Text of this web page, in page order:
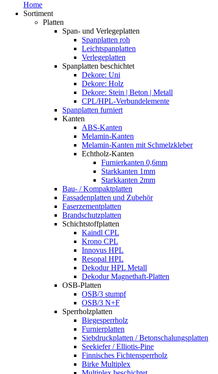
Home
Sortiment
Platten
Span- und Verlegeplatten
Spanplatten roh
Leichtspanplatten
Verlegeplatten
Spanplatten beschichtet
Dekore: Uni
Dekore: Holz
Dekore: Stein | Beton | Metall
CPL/HPL-Verbundelemente
Spanplatten furniert
Kanten
ABS-Kanten
Melamin-Kanten
Melamin-Kanten mit Schmelzkleber
Echtholz-Kanten
Furnierkanten 0,6mm
Starkkanten 1mm
Starkkanten 2mm
Bau- / Kompaktplatten
Fassadenplatten und Zubehör
Faserzementplatten
Brandschutzplatten
Schichtstoffplatten
Kaindl CPL
Krono CPL
Innovus HPL
Resopal HPL
Dekodur HPL Metall
Dekodur Magnethaft-Platten
OSB-Platten
OSB/3 stumpf
OSB/3 N+F
Sperrholzplatten
Biegesperrholz
Furnierplatten
Siebdruckplatten / Betonschalungsplatten
Seekiefer / Elliotis-Pine
Finnisches Fichtensperrholz
Birke Multiplex